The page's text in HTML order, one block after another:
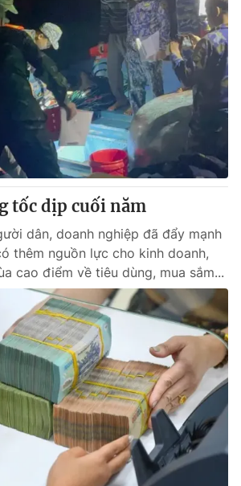
tốc dịp cuối năm
dân, doanh nghiệp đã đẩy mạnh
thêm nguồn lực cho kinh doanh,
cao điểm về tiêu dùng, mua sắm...